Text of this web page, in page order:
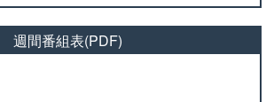
週間番組表(PDF)